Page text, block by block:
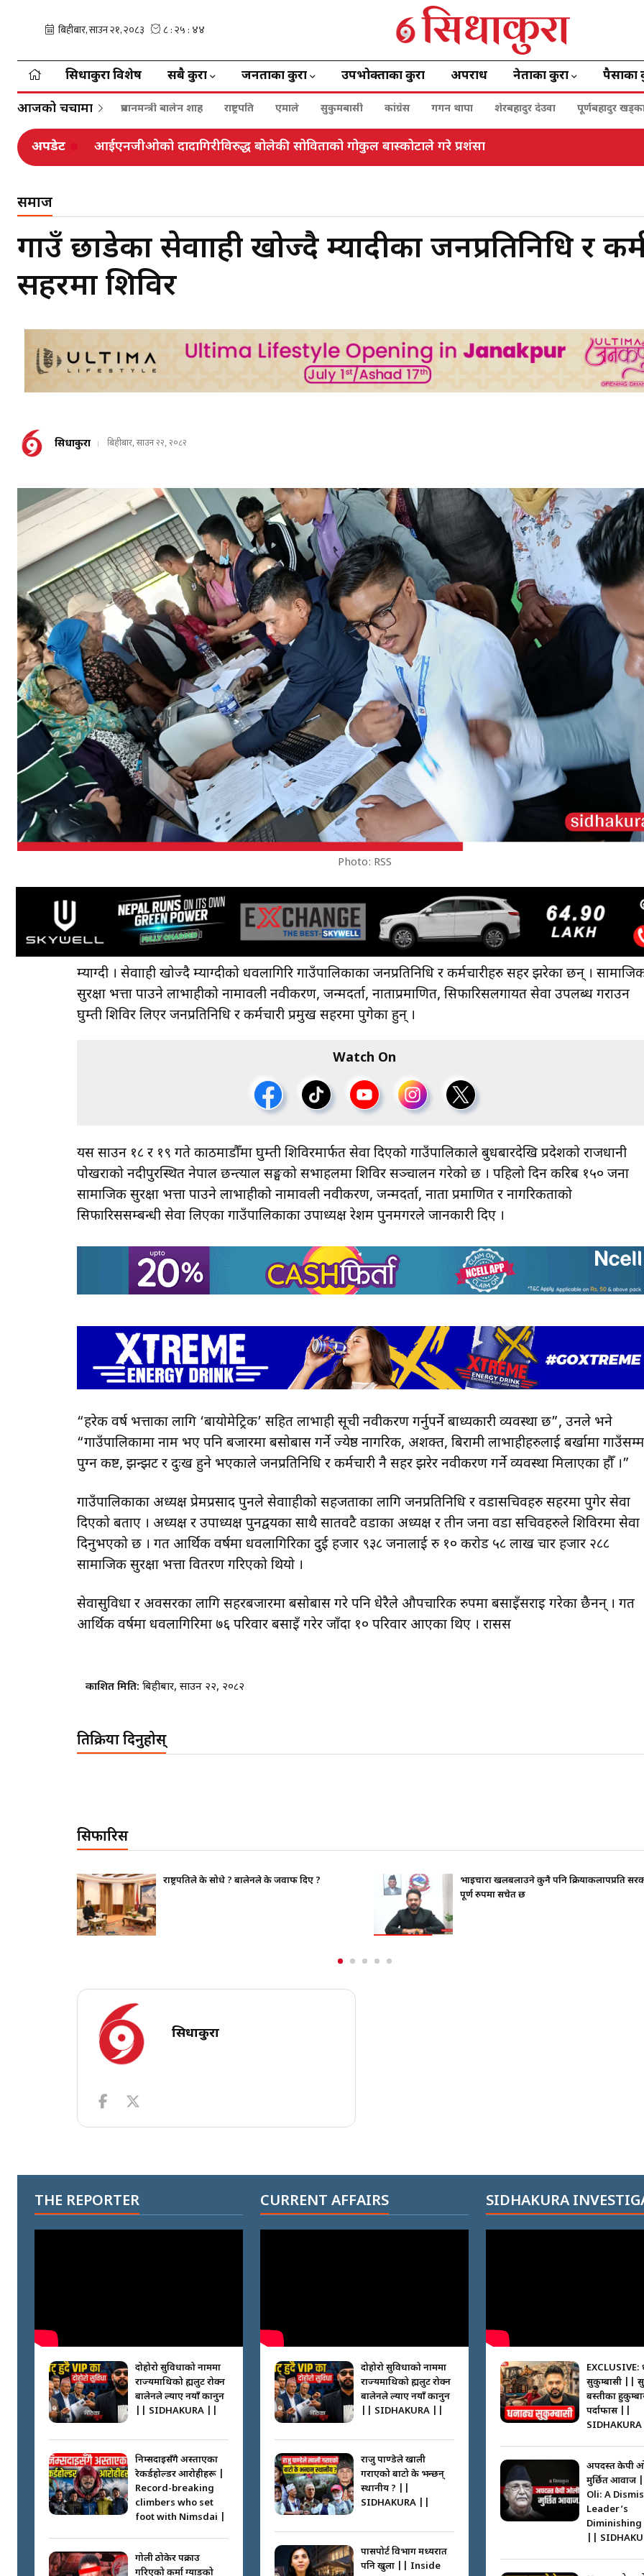
सिधाकुरा विशेष सबै कुरा जनताका कुरा उपभोक्ताका कुरा अपराध नेताका कुरा पैसाका
आजको चर्चामा प्रधानमन्त्री बालेन शाह राष्ट्रपति एमाले सुकुमबासी कांग्रेस गगन थापा शेरबहादुर देउवा पूर्णबहादुर
अपडेट आईएनजीओको दादागिरीविरुद्ध बोलेकी सोविताको गोकुल बास्कोटाले गरे प्रशंसा
समाज
गाउँ छाडेका सेवाग्राही खोज्दै म्यादीका जनप्रतिनिधि र
सहरमा शिविर
सिधाकुरा बिहीबार, साउन २२, २०८२
Photo: RSS
म्याग्दी । सेवाग्राही खोज्दै म्याग्दीको धवलागिरि गाउँपालिकाका जनप्रतिनिधि र कर्मचारीहरु सहर झरेका छन् ।
सुरक्षा भत्ता पाउने लाभग्राहीको नामावली नवीकरण, जन्मदर्ता, नाताप्रमाणित, सिफारिसलगायत सेवा उपलब्ध गराउन
घुम्ती शिविर लिएर जनप्रतिनिधि र कर्मचारी प्रमुख सहरमा पुगेका हुन् ।
Watch On
यस साउन १८ र १९ गते काठमाडाैँमा घुम्ती शिविरमार्फत सेवा दिएको गाउँपालिकाले बुधबारदेखि प्रदेशको राजधानी
पोखराको नदीपुरस्थित नेपाल छन्त्याल सङ्घको सभाहलमा शिविर सञ्चालन गरेको छ । पहिलो दिन करिब १५० जना
सामाजिक सुरक्षा भत्ता पाउने लाभग्राहीको नामावली नवीकरण, जन्मदर्ता, नाता प्रमाणित र नागरिकताको
सिफारिससम्बन्धी सेवा लिएका गाउँपालिकाका उपाध्यक्ष रेशम पुनमगरले जानकारी दिए ।
“हरेक वर्ष भत्ताका लागि ‘बायोमेट्रिक’ सहित लाभग्राही सूची नवीकरण गर्नुपर्ने बाध्यकारी व्यवस्था छ”, उनले भने
“गाउँपालिकामा नाम भए पनि बजारमा बसोबास गर्ने ज्येष्ठ नागरिक, अशक्त, बिरामी लाभग्राहीहरुलाई बर्खामा गाउँसम्म
पुग्न कष्ट, झन्झट र दुःख हुने भएकाले जनप्रतिनिधि र कर्मचारी नै सहर झरेर नवीकरण गर्ने व्यवस्था मिलाएका हौँ ।”
गाउँपालिकाका अध्यक्ष प्रेमप्रसाद पुनले सेवाग्राहीको सहजताका लागि जनप्रतिनिधि र वडासचिवहरु सहरमा पुगेर सेवा
दिएको बताए । अध्यक्ष र उपाध्यक्ष पुनद्वयका साथै सातवटै वडाका अध्यक्ष र तीन जना वडा सचिवहरुले शिविरमा सेवा
दिनुभएको छ । गत आर्थिक वर्षमा धवलागिरिका दुई हजार ९३८ जनालाई रु १० करोड ५८ लाख चार हजार २८८
सामाजिक सुरक्षा भत्ता वितरण गरिएको थियो ।
सेवासुविधा र अवसरका लागि सहरबजारमा बसोबास गरे पनि धेरैले औपचारिक रुपमा बसाइँसराइ गरेका छैनन् । गत
आर्थिक वर्षमा धवलागिरिमा ७६ परिवार बसाइँ गरेर जाँदा १० परिवार आएका थिए । रासस
प्रकाशित मिति: बिहीबार, साउन २२, २०८२
प्रतिक्रिया दिनुहोस्
सिफारिस
के सोधे ? बालेनले के जवाफ दिए ?
भाइचारा खलबलाउने कुनै पनि क्रियाकलापप्रति सरकार
जिउँदै पार्टी
सिधाकुरा
THE REPORTER
दोहोरो सुविधाको नाममा
राज्यमाथिको ब्रह्मलुट रोक्न
बालेनले ल्याए नयाँ कानुन
|| SIDHAKURA ||
निम्सदाइसँगै अस्ताएका
रेकर्डहोल्डर आरोहीहरू |
Record-breaking
climbers who set
foot with Nimsdai |
गोली ठोकेर पक्राउ
गरिएको कर्मा ग्याङको
CURRENT AFFAIRS
दोहोरो सुविधाको नाममा
राज्यमाथिको ब्रह्मलुट रोक्न
बालेनले ल्याए नयाँ कानुन
|| SIDHAKURA ||
राजु पाण्डेले खाली
गराएको बाटो के भन्छन्
स्थानीय ? ||
SIDHAKURA ||
पासपोर्ट विभाग मध्यरात
पनि खुला || Inside
SIDHAKURA
EXCLUSIVE:
सुकुम्बासी ||
बस्तीका
पर्दाफास ||
अपदस्त केपी
मुर्छित आवाज
Oli: A
Leader’s
Diminishing
||